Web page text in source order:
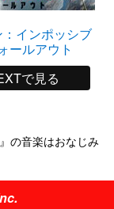
：インポッシブ
ールアウト
で見る
の音楽はおなじみ